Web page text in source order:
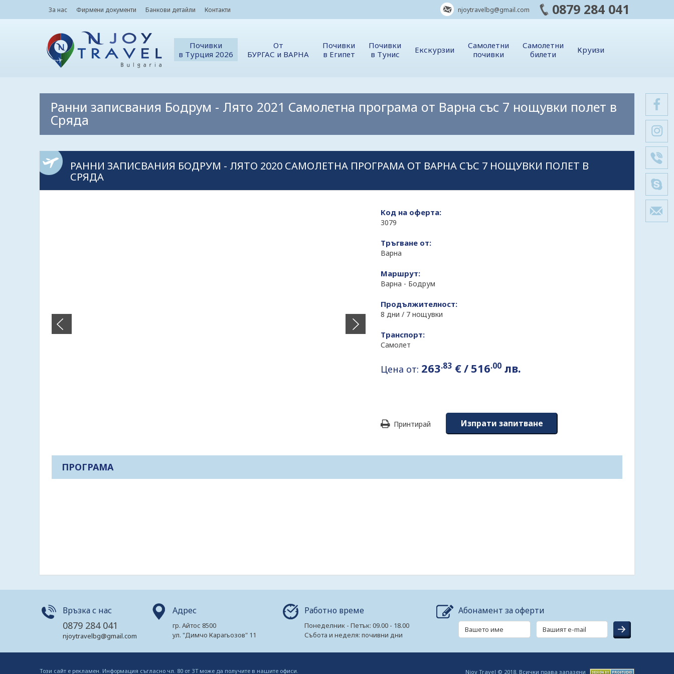
За нас Фирмени документи Банкови детайли Контакти 0879 284 041
njoytravelbg@gmail.com
Почивки
в Турция 2026
От
БУРГАС и ВАРНА
Почивки
в Египет
Почивки
в Тунис
Екскурзии
Самолетни
почивки
Самолетни
билети
Круизи
Ранни записвания Бодрум - Лято 2021 Самолетна програма от Варна със 7 нощувки полет в
Сряда
РАННИ ЗАПИСВАНИЯ БОДРУМ - ЛЯТО 2020 САМОЛЕТНА ПРОГРАМА ОТ ВАРНА СЪС 7 НОЩУВКИ ПОЛЕТ В
СРЯДА
Код на оферта:
3079
Тръгване от:
Варна
Маршрут:
Варна - Бодрум
Продължителност:
8 дни / 7 нощувки
Транспорт:
Самолет
Цена от: 263.83€/ 516.00лв.
Принтирай Изпрати запитване
ПРОГРАМА
Връзка с нас
0879 284 041
njoytravelbg@gmail.com
Адрес
гр. Айтос 8500
ул. "Димчо Карагьозов" 11
Работно време
Понеделник - Петък: 09.00 - 18.00
Събота и неделя: почивни дни
Абонамент за оферти
Този сайт е рекламен. Информация съгласно чл. 80 от ЗТ може да получите в нашите офиси. Njoy Travel © 2018. Всички права запазени